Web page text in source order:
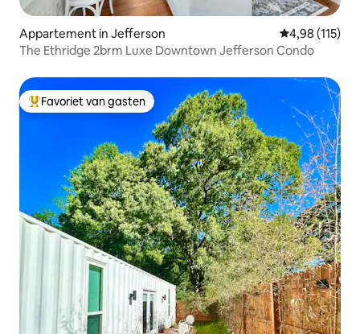
Appartement in Jefferson Gemiddelde
4,98 (115)
The Ethridge 2brm Luxe Downtown Jefferson Condo
Topfavoriet van gasten
Favoriet van gasten